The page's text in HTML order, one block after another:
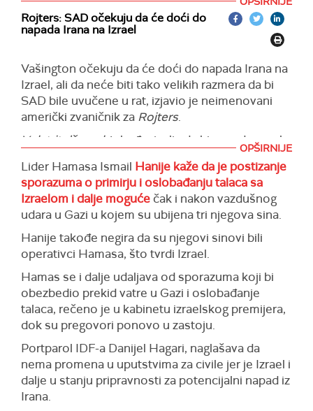
(Reuters)
Rojters: SAD očekuju da će doći do
napada Irana na Izrael
Vašington očekuju da će doći do napada Irana na
Izrael, ali da neće biti tako velikih razmera da bi
SAD bile uvučene u rat, izjavio je neimenovani
američki zvaničnik za Rojters.
Volstrit džornal, takođe, javlja da bi napada moglo
Bela kuća je prethodno saopštila da SAD ne žele
da se širi sukob na Bliskom istoku, kao i da su
SAD prenele Iranu da nisu bile uključene u
vazdušni napad na visokog iranskog vojnog
komandanta u Damasku.
OPŠIRNIJE
Lider Hamasa Ismail Hanije kaže da je postizanje
sporazuma o primirju i oslobađanju talaca sa
Izraelom i dalje moguće čak i nakon vazdušnog
udara u Gazi u kojem su ubijena tri njegova sina.
Hanije takođe negira da su njegovi sinovi bili
operativci Hamasa, što tvrdi Izrael.
Hamas se i dalje udaljava od sporazuma koji bi
obezbedio prekid vatre u Gazi i oslobađanje
talaca, rečeno je u kabinetu izraelskog premijera,
dok su pregovori ponovo u zastoju.
Portparol IDF-a Danijel Hagari, naglašava da
nema promena u uputstvima za civile jer je Izrael i
dalje u stanju pripravnosti za potencijalni napad iz
Irana.